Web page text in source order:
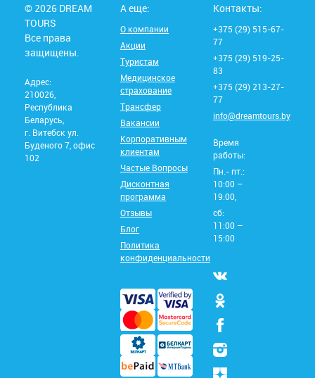
© 2026 DREAM
TOURS
Все права
защищены.
Адрес:
210026,
Республика
Беларусь,
г. Витебск ул.
Буденого 7, офис
102
А еще:
О компании
Акции
Туристам
Медицинское
страхование
Трансфер
Вакансии
Корпоративным
клиентам
Частые Вопросы
Дисконтная
программа
Отзывы
Блог
Политика
конфиденциальности
Контакты:
+375 (29) 515-67-
77
+375 (29) 519-25-
83
+375 (29) 213-27-
77
info@dreamtours.by
Время
работы:
Пн.- пт.:
10:00 –
19:00,
сб:
11:00 –
15:00